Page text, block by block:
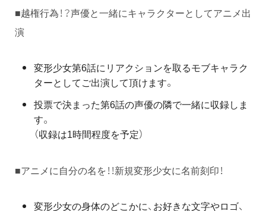
■越権行為！？声優と一緒にキャラクターとしてアニメ出
演
変形少女第6話にリアクションを取るモブキャラク
ターとしてご出演して頂けます。
投票で決まった第6話の声優の隣で一緒に収録しま
す。
（収録は1時間程度を予定）
■アニメに自分の名を！！新規変形少女に名前刻印！
変形少女の身体のどこかに、お好きな文字やロゴ、